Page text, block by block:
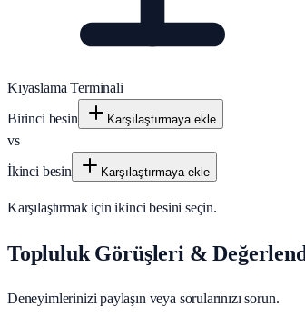
Kıyaslama Terminali
Birinci besin
Karşılaştırmaya ekle
vs
İkinci besin
Karşılaştırmaya ekle
Karşılaştırmak için ikinci besini seçin.
Topluluk Görüşleri &
Deneyimlerinizi paylaşın veya sorularınızı sorun.